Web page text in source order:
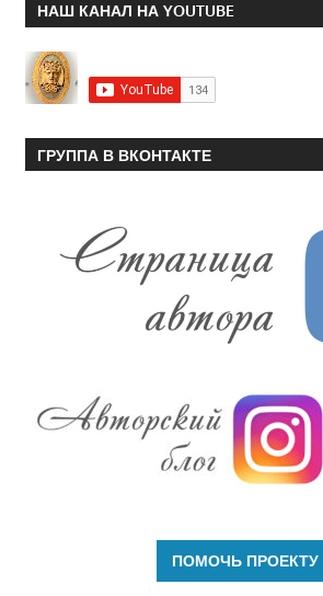
НАШ КАНАЛ НА YOUTUBE
ГРУППА В ВКОНТАКТЕ